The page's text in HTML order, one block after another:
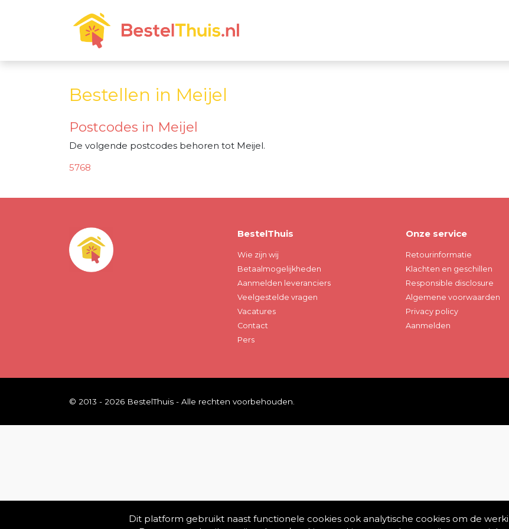
Bestellen in Meijel
Postcodes in Meijel
De volgende postcodes behoren tot Meijel.
5768
BestelThuis
Wie zijn wij
Betaalmogelijkheden
Aanmelden leveranciers
Veelgestelde vragen
Vacatures
Contact
Pers
Onze service
Retourinformatie
Klachten en geschillen
Responsible disclosure
Algemene voorwaarden
Privacy policy
Aanmelden
© 2013 - 2026 BestelThuis - Alle rechten voorbehouden.
Dit platform gebruikt naast functionele cookies ook analytische cookies om de